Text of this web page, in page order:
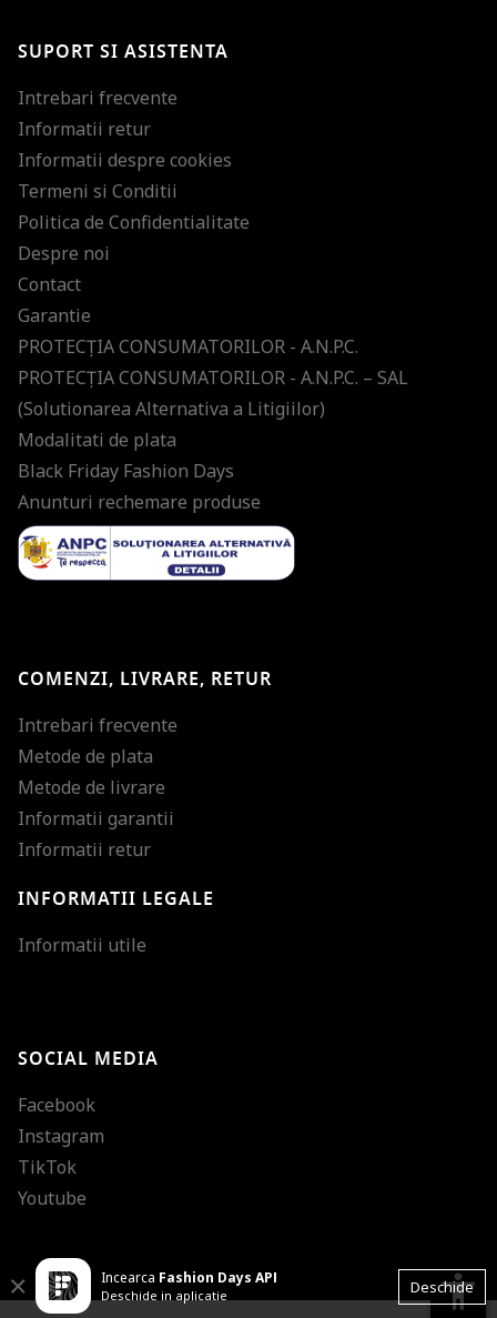
SUPORT SI ASISTENTA
Intrebari frecvente
Informatii retur
Informatii despre cookies
Termeni si Conditii
Politica de Confidentialitate
Despre noi
Contact
Garantie
PROTECŢIA CONSUMATORILOR - A.N.P.C.
PROTECŢIA CONSUMATORILOR - A.N.P.C. – SAL
(Solutionarea Alternativa a Litigiilor)
Modalitati de plata
Black Friday Fashion Days
Anunturi rechemare produse
COMENZI, LIVRARE, RETUR
Intrebari frecvente
Metode de plata
Metode de livrare
Informatii garantii
Informatii retur
INFORMATII LEGALE
Informatii utile
SOCIAL MEDIA
Facebook
Instagram
TikTok
Youtube
Incearca Fashion Days APP
Deschide in aplicatie Deschide
Close accessibility
Cursor mare